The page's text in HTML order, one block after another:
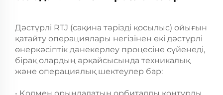
Дәстүрлі RTJ (сақина тәрізді қосылыс) ойығын
қатайту операциялары негізінен екі дәстүрлі
өнеркәсіптік дәнекерлеу процесіне сүйенеді,
бірақ олардың әрқайсысында техникалық
және операциялық шектеулер бар: